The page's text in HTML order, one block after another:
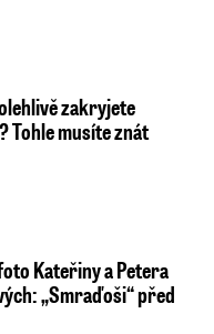
zakryjete
Tohle musíte znát
Kateřiny a Petera
„Smraďoši“ před